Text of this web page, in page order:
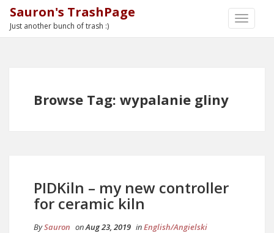
TOGGLE
Sauron's TrashPage
Just another bunch of trash :)
Browse Tag: wypalanie gliny
PIDKiln – my new controller
for ceramic kiln
BySauron onAug 23, 2019 inEnglish/Angielski